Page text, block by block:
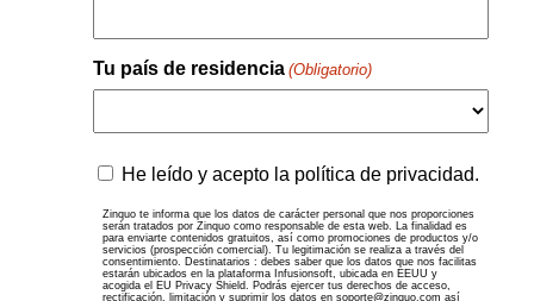
Tu país de residencia (Obligatorio)
Zinquo
informa
que
los
datos
He leído y acepto la política de privacidad.
Zinquo te informa que los datos de carácter personal que nos proporciones
serán tratados por Zinquo como responsable de esta web. La finalidad es
para enviarte contenidos gratuitos, así como promociones de productos y/o
servicios (prospección comercial). Tu legitimación se realiza a través del
consentimiento. Destinatarios : debes saber que los datos que nos facilitas
estarán ubicados en la plataforma Infusionsoft, ubicada en EEUU y
acogida el EU Privacy Shield. Podrás ejercer tus derechos de acceso,
rectificación, limitación y suprimir los datos en soporte@zinquo.com así